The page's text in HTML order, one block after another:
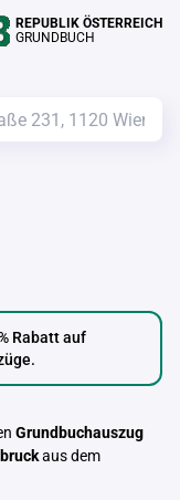
REPUBLIK ÖSTERREICH
GRUNDBUCH
Rabatt auf
Grundbuchauszug
aus dem